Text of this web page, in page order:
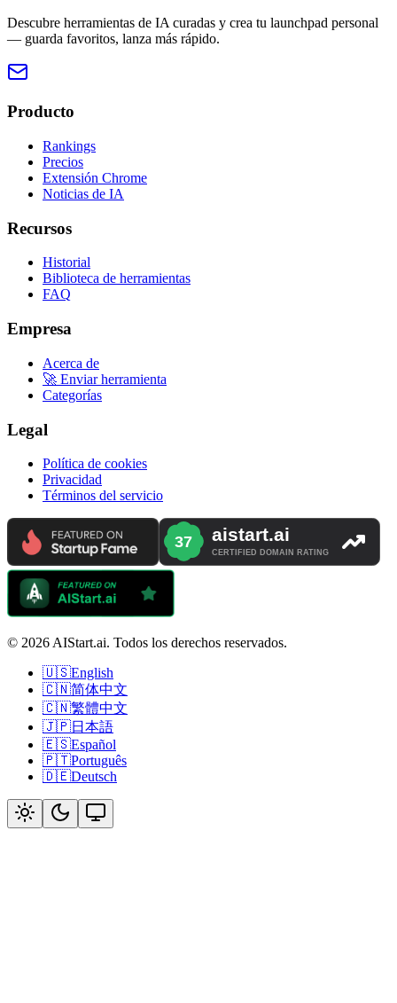
Descubre herramientas de IA curadas y crea tu launchpad personal
— guarda favoritos, lanza más rápido.
Producto
Rankings
Precios
Extensión Chrome
Noticias de IA
Recursos
Historial
Biblioteca de herramientas
FAQ
Empresa
Acerca de
🚀 Enviar herramienta
Categorías
Legal
Política de cookies
Privacidad
Términos del servicio
© 2026 AIStart.ai. Todos los derechos reservados.
🇺🇸English
🇨🇳简体中文
🇨🇳繁體中文
🇯🇵日本語
🇪🇸Español
🇵🇹Português
🇩🇪Deutsch